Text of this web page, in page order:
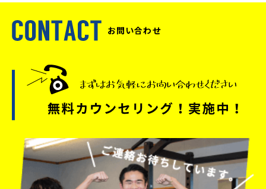
お問い合わせ